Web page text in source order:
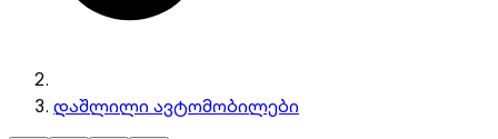
დაშლილი ავტომობილები